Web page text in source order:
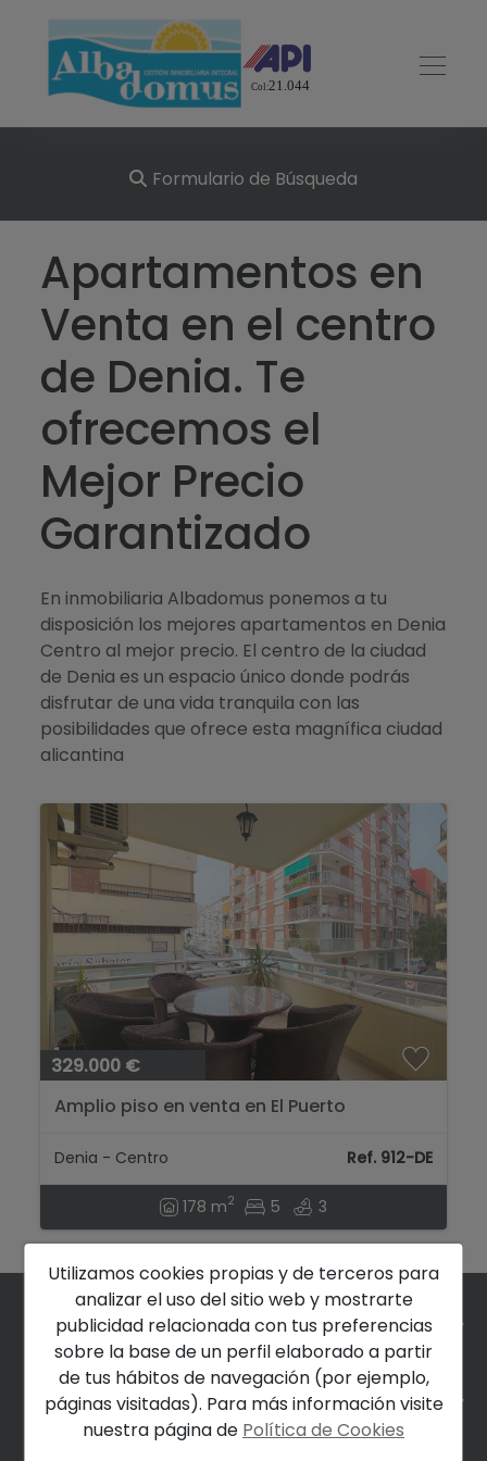
Formulario de Búsqueda
Apartamentos en
Venta en el centro
de Denia. Te
ofrecemos el
Mejor Precio
Garantizado
En inmobiliaria Albadomus ponemos a tu
disposición los mejores apartamentos en Denia
Centro al mejor precio. El centro de la ciudad
de Denia es un espacio único donde podrás
disfrutar de una vida tranquila con las
posibilidades que ofrece esta magnífica ciudad
alicantina
329.000 €
Amplio piso en venta en El Puerto
Denia - Centro Ref. 912-DE
178 m2 5 3
EMPRESA
LEGAL
Utilizamos cookies propias y de terceros para
analizar el uso del sitio web y mostrarte
publicidad relacionada con tus preferencias
sobre la base de un perfil elaborado a partir
de tus hábitos de navegación (por ejemplo,
páginas visitadas). Para más información visite
nuestra página de Política de Cookies